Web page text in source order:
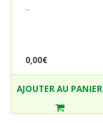
..
0,00€
AJOUTER AU PANIER